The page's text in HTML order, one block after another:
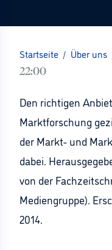
Startseite / Über uns
22:00
Den richtigen
Marktforschung
der Markt- und
dabei.
von der
Mediengruppe).
2014.